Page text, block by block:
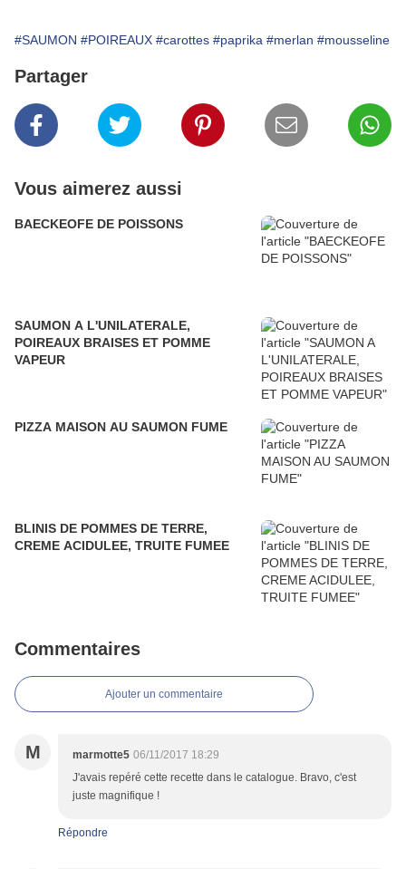
#SAUMON #POIREAUX #carottes #paprika #merlan #mousseline
Partager
Vous aimerez aussi
BAECKEOFE DE POISSONS
SAUMON A L'UNILATERALE,
POIREAUX BRAISES ET POMME
VAPEUR
PIZZA MAISON AU SAUMON FUME
BLINIS DE POMMES DE TERRE,
CREME ACIDULEE, TRUITE FUMEE
Commentaires
Ajouter un commentaire
M marmotte5 06/11/2017 18:29
J'avais repéré cette recette dans le catalogue. Bravo, c'est
juste magnifique !
Répondre